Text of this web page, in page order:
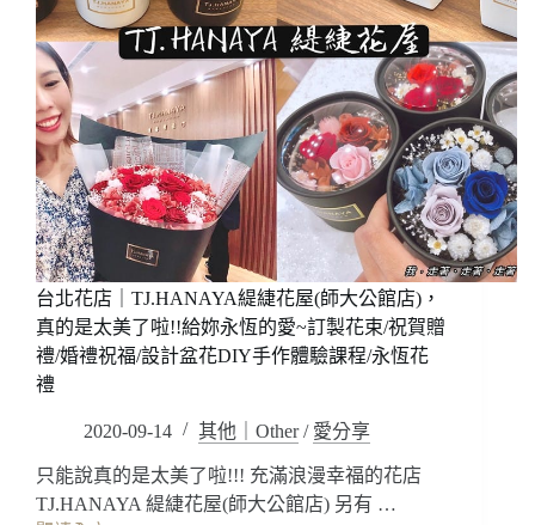
台北花店｜TJ.HANAYA緹緁花屋(師大公館店)，
真的是太美了啦!!給妳永恆的愛~訂製花束/祝賀贈
禮/婚禮祝福/設計盆花DIY手作體驗課程/永恆花
禮
2020-09-14 其他｜Other/ 愛分享
只能說真的是太美了啦!!! 充滿浪漫幸福的花店
TJ.HANAYA 緹緁花屋(師大公館店) 另有 …